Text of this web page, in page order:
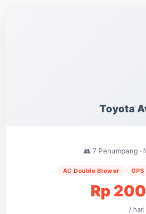
Toyota
👥 7 Penumpang ·
AC Double Blower
Rp
/ hari